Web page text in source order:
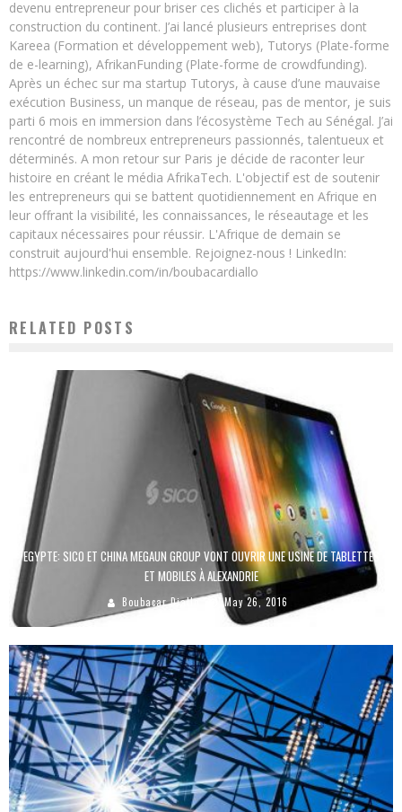
devenu entrepreneur pour briser ces clichés et participer à la
construction du continent. J’ai lancé plusieurs entreprises dont
Kareea (Formation et développement web), Tutorys (Plate-forme
de e-learning), AfrikanFunding (Plate-forme de crowdfunding).
Après un échec sur ma startup Tutorys, à cause d’une mauvaise
exécution Business, un manque de réseau, pas de mentor, je suis
parti 6 mois en immersion dans l’écosystème Tech au Sénégal. J’ai
rencontré de nombreux entrepreneurs passionnés, talentueux et
déterminés. A mon retour sur Paris je décide de raconter leur
histoire en créant le média AfrikaTech. L'objectif est de soutenir
les entrepreneurs qui se battent quotidiennement en Afrique en
leur offrant la visibilité, les connaissances, le réseautage et les
capitaux nécessaires pour réussir. L'Afrique de demain se
construit aujourd'hui ensemble. Rejoignez-nous ! LinkedIn:
https://www.linkedin.com/in/boubacardiallo
RELATED POSTS
EGYPTE: SICO ET CHINA MEGAUN GROUP VONT OUVRIR UNE USINE DE TABLETTES
ET MOBILES À ALEXANDRIE
Boubacar Diallo May 26, 2016